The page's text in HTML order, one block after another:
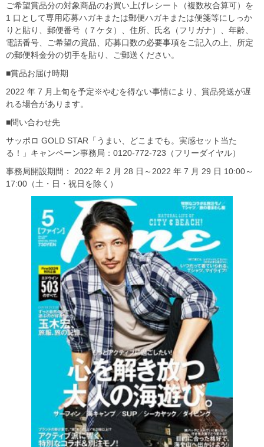
ご希望賞品分の対象商品のお買い上げレシート（複数枚合算可）を
1 口として専用応募ハガキまたは郵便ハガキまたは便箋等にしっか
りと貼り、郵便番号（７ケタ）、住所、氏名（フリガナ）、年齢、
電話番号、ご希望の賞品、応募口数の必要事項をご記入の上、所定
の郵便料金分の切手を貼り、ご郵送ください。
■賞品お届け時期
2022 年 7 月上旬を予定※やむを得ない事情により、賞品発送が遅
れる場合があります。
■問い合わせ先
サッポロ GOLD STAR「うまい、どこまでも。実感セット当た
る！」キャンペーン事務局：0120-772-723（フリーダイヤル）
事務局開設期間： 2022 年 2 月 28 日～2022 年 7 月 29 日 10:00～
17:00（土・日・祝日を除く）